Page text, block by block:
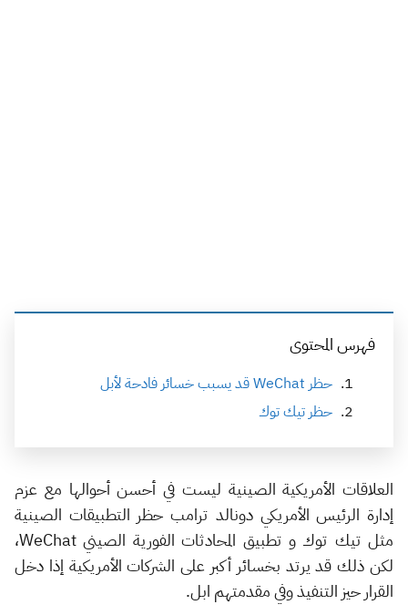
فهرس المحتوى
حظر WeChat قد يسبب خسائر فادحة لأبل
حظر تيك توك
العلاقات الأمريكية الصينية ليست في أحسن أحوالها مع عزم
إدارة الرئيس الأمريكي دونالد ترامب حظر التطبيقات الصينية
مثل تيك توك و تطبيق المحادثات الفورية الصيني WeChat،
لكن ذلك قد يرتد بخسائر أكبر على الشركات الأمريكية إذا دخل
القرار حيز التنفيذ وفي مقدمتهم ابل.